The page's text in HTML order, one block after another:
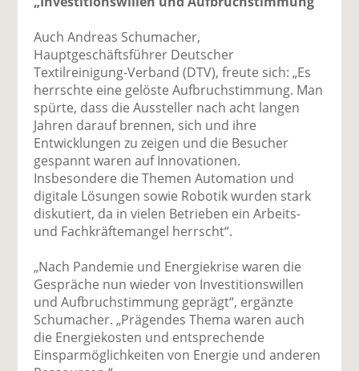
Auch Andreas Schumacher,
Hauptgeschäftsführer Deutscher
Textilreinigung-Verband (DTV), freute sich: „Es
herrschte eine gelöste Aufbruchstimmung. Man
spürte, dass die Aussteller nach acht langen
Jahren darauf brennen, sich und ihre
Entwicklungen zu zeigen und die Besucher
gespannt waren auf Innovationen.
Insbesondere die Themen Automation und
digitale Lösungen sowie Robotik wurden stark
diskutiert, da in vielen Betrieben ein Arbeits-
und Fachkräftemangel herrscht“.
„Nach Pandemie und Energiekrise waren die
Gespräche nun wieder von Investitionswillen
und Aufbruchstimmung geprägt“, ergänzte
Schumacher. „Prägendes Thema waren auch
die Energiekosten und entsprechende
Einsparmöglichkeiten von Energie und anderen